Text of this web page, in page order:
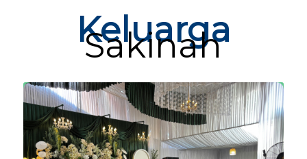
Keluarga
Sakinah